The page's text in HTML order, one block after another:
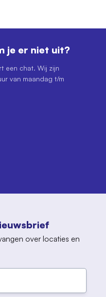
over locaties en
je er niet uit?
een chat. Wij zijn
van maandag t/m